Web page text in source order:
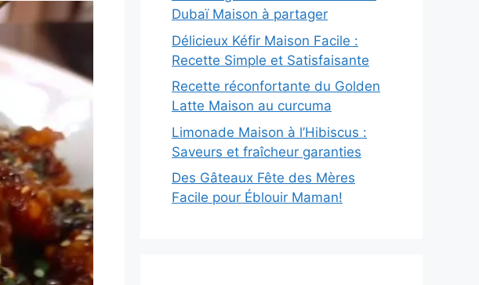
Dubaï Maison à partager
Délicieux Kéfir Maison Facile :
Recette Simple et Satisfaisante
Recette réconfortante du Golden
Latte Maison au curcuma
Limonade Maison à l’Hibiscus :
Saveurs et fraîcheur garanties
Des Gâteaux Fête des Mères
Facile pour Éblouir Maman!